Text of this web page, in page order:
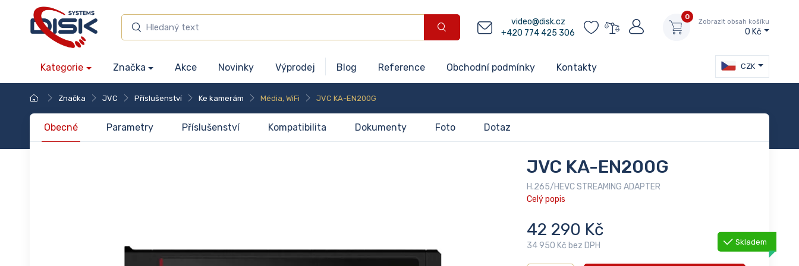
video@disk.cz
+420 774 425 306
0
Zobrazit obsah košíku
0 Kč
Kategorie Značka Akce Novinky Výprodej Blog Reference Obchodní podmínky Kontakty CZK
Značka JVC Příslušenství Ke kamerám Média, WiFi JVC KA-EN200G
Obecné Parametry Příslušenství Kompatibilita Dokumenty Foto Dotaz
JVC KA-EN200G
H.265/HEVC STREAMING ADAPTER
Celý popis
42 290 Kč
34 950 Kč bez DPH Skladem